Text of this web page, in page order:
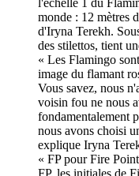
monde : 12 mètres
d'Iryna Terekh.
des stilettos, tient
« Les Flamingo
image du flamant
Vous savez, nous
voisin fou ne nous
fondamentalement
nous avons choisi
explique Iryna
« FP pour Fire
FP, les initiales de